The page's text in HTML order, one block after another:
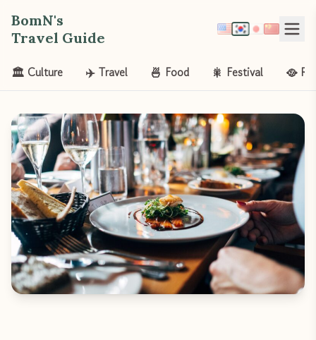
BomN's
Travel Guide
🏛️ Culture ✈️ Travel 🍜 Food 🎇 Festival 🥘